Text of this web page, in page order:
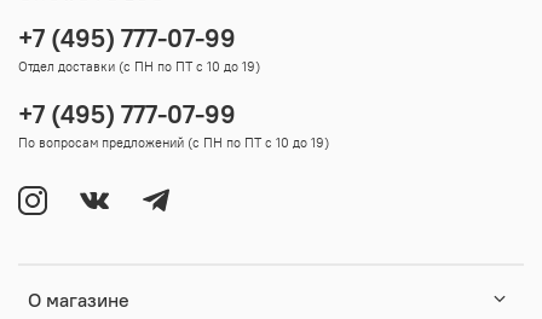
О магазине
+7 (495) 777-07-99
Отдел доставки (с ПН по ПТ с 10 до 19)
+7 (495) 777-07-99
По вопросам предложений (с ПН по ПТ с 10 до 19)